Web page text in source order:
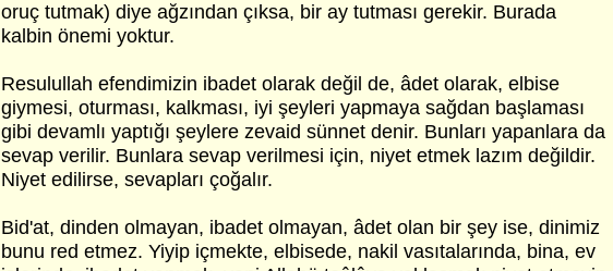
oruç tutmak) diye ağzından çıksa, bir ay tutması gerekir. Burada
kalbin önemi yoktur.
Resulullah efendimizin ibadet olarak değil de, âdet olarak, elbise
giymesi, oturması, kalkması, iyi şeyleri yapmaya sağdan başlaması
gibi devamlı yaptığı şeylere zevaid sünnet denir. Bunları yapanlara da
sevap verilir. Bunlara sevap verilmesi için, niyet etmek lazım değildir.
Niyet edilirse, sevapları çoğalır.
Bid'at, dinden olmayan, ibadet olmayan, âdet olan bir şey ise, dinimiz
bunu red etmez. Yiyip içmekte, elbisede, nakil vasıtalarında, bina, ev